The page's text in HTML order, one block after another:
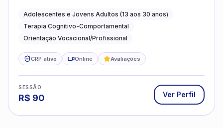
autoestima, relações e orientação
profissional
Adolescentes e Jovens Adultos (13 aos 30 anos)
Terapia Cognitivo-Comportamental
Orientação Vocacional/Profissional
CRP ativo Online Avaliações
SESSÃO
R$ 90 Ver Perfil